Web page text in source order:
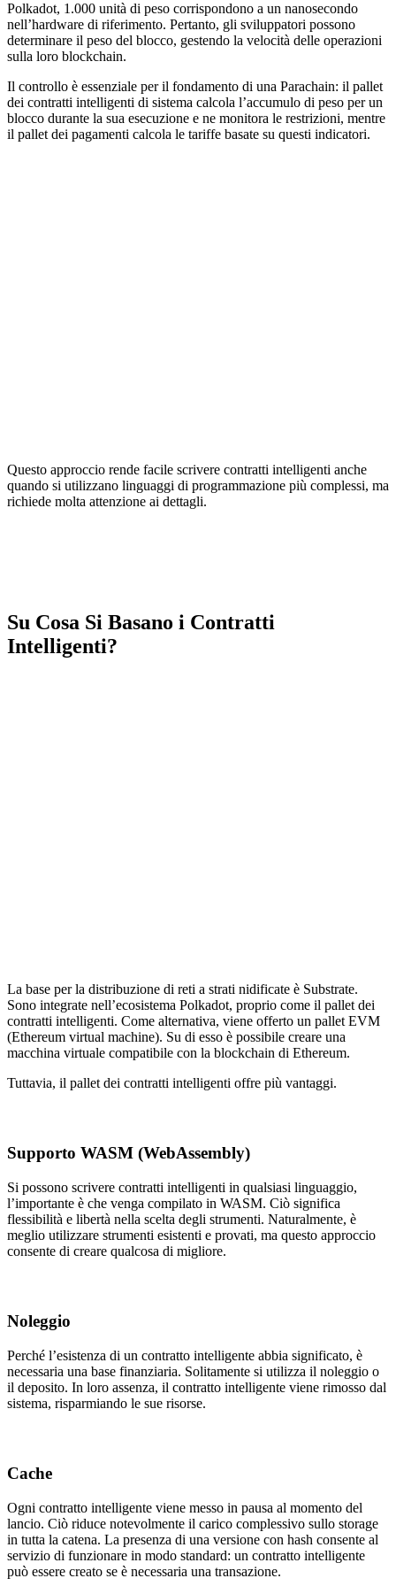
Polkadot, 1.000 unità di peso corrispondono a un nanosecondo
nell’hardware di riferimento. Pertanto, gli sviluppatori possono
determinare il peso del blocco, gestendo la velocità delle operazioni
sulla loro blockchain.
Il controllo è essenziale per il fondamento di una Parachain: il pallet
dei contratti intelligenti di sistema calcola l’accumulo di peso per un
blocco durante la sua esecuzione e ne monitora le restrizioni, mentre
il pallet dei pagamenti calcola le tariffe basate su questi indicatori.
Questo approccio rende facile scrivere contratti intelligenti anche
quando si utilizzano linguaggi di programmazione più complessi, ma
richiede molta attenzione ai dettagli.
Su Cosa Si Basano i Contratti
Intelligenti?
La base per la distribuzione di reti a strati nidificate è Substrate.
Sono integrate nell’ecosistema Polkadot, proprio come il pallet dei
contratti intelligenti. Come alternativa, viene offerto un pallet EVM
(Ethereum virtual machine). Su di esso è possibile creare una
macchina virtuale compatibile con la blockchain di Ethereum.
Tuttavia, il pallet dei contratti intelligenti offre più vantaggi.
Supporto WASM (WebAssembly)
Si possono scrivere contratti intelligenti in qualsiasi linguaggio,
l’importante è che venga compilato in WASM. Ciò significa
flessibilità e libertà nella scelta degli strumenti. Naturalmente, è
meglio utilizzare strumenti esistenti e provati, ma questo approccio
consente di creare qualcosa di migliore.
Noleggio
Perché l’esistenza di un contratto intelligente abbia significato, è
necessaria una base finanziaria. Solitamente si utilizza il noleggio o
il deposito. In loro assenza, il contratto intelligente viene rimosso dal
sistema, risparmiando le sue risorse.
Cache
Ogni contratto intelligente viene messo in pausa al momento del
lancio. Ciò riduce notevolmente il carico complessivo sullo storage
in tutta la catena. La presenza di una versione con hash consente al
servizio di funzionare in modo standard: un contratto intelligente
può essere creato se è necessaria una transazione.